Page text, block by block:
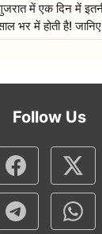
में एक दिन में
भर में होती है!
Follow Us